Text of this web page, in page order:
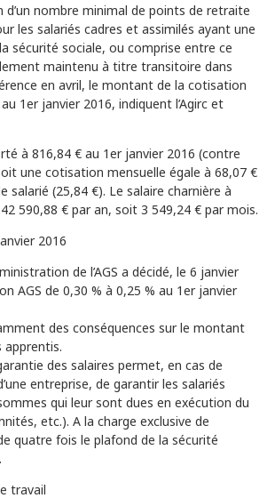
nombre minimal de points de retraite
les salariés cadres et assimilés ayant une
sécurité sociale, ou comprise entre ce
maintenu à titre transitoire dans
en avril, le montant de la cotisation
1er janvier 2016, indiquent l’Agirc et
à 816,84 € au 1er janvier 2016 (contre
une cotisation mensuelle égale à 68,07 €
salarié (25,84 €). Le salaire charnière à
590,88 € par an, soit 3 549,24 € par mois.
2016
de l’AGS a décidé, le 6 janvier
AGS de 0,30 % à 0,25 % au 1er janvier
des conséquences sur le montant
des salaires permet, en cas de
entreprise, de garantir les salariés
qui leur sont dues en exécution du
etc.). A la charge exclusive de
quatre fois le plafond de la sécurité
travail